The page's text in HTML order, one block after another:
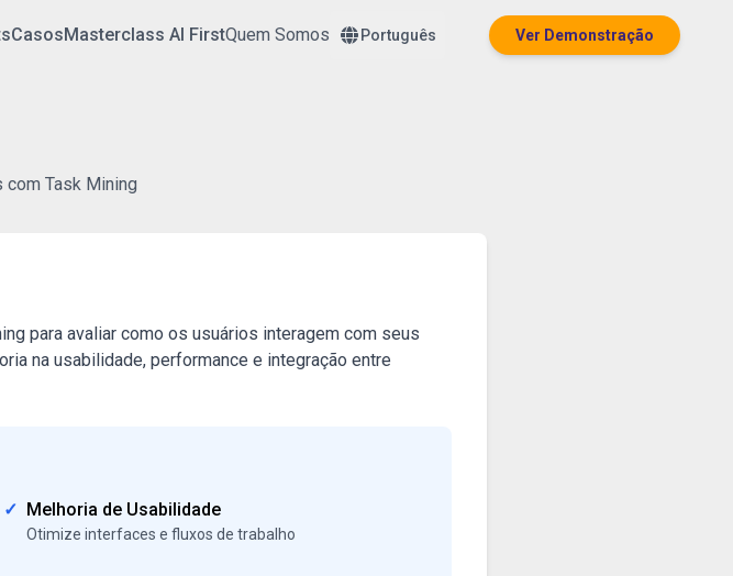
CasosMasterclass AI FirstQuem Somos Português Ver Demonstração
Task Mining
para avaliar como os usuários interagem com seus
na usabilidade, performance e integração entre
✓ Melhoria de Usabilidade
Otimize interfaces e fluxos de trabalho